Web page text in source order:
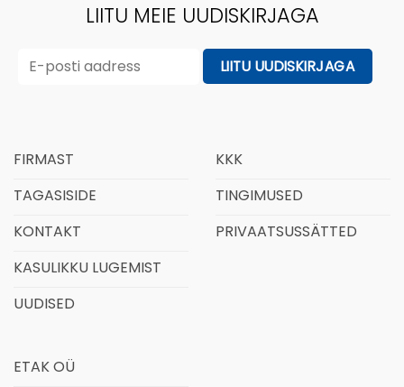
LIITU MEIE UUDISKIRJAGA
FIRMAST
TAGASISIDE
KONTAKT
KASULIKKU LUGEMIST
UUDISED
KKK
TINGIMUSED
PRIVAATSUSSÄTTED
ETAK OÜ